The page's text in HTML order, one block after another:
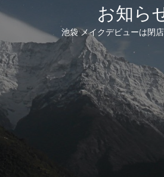
お知ら
池袋 メイクデビューは閉